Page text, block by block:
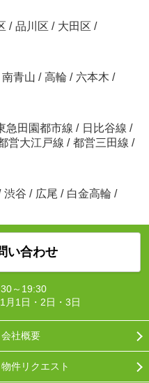
/ 品川区 / 大田区 /
南青山 / 高輪 / 六本木 /
急田園都市線 / 日比谷線 /
営大江戸線 / 都営三田線 /
渋谷 / 広尾 / 白金高輪 /
い合わせ
～19:30
月1日・2日・3日
会社概要
物件リクエスト